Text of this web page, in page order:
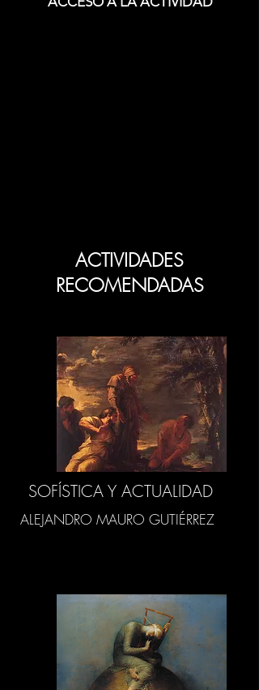
ACTIVIDADES
RECOMENDADAS
SOFÍSTICA Y ACTUALIDAD
ALEJANDRO MAURO GUTIÉRREZ